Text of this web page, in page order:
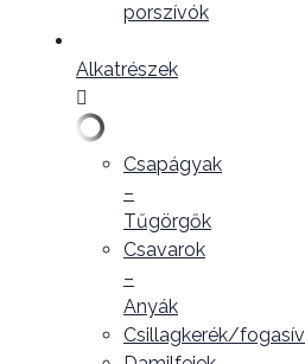
porszívók
Alkatrészek
Csapágyak
–
Tűgörgők
Csavarok
–
Anyák
Csillagkerék/fogasív